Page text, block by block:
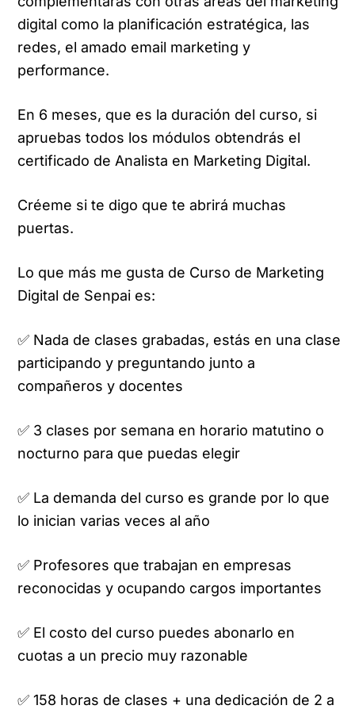
digital como la planificación estratégica, las
redes, el amado email marketing y
performance.
En 6 meses, que es la duración del curso, si
apruebas todos los módulos obtendrás el
certificado de Analista en Marketing Digital.
Créeme si te digo que te abrirá muchas
puertas.
Lo que más me gusta de Curso de Marketing
Digital de Senpai es:
✅ Nada de clases grabadas, estás en una clase
participando y preguntando junto a
compañeros y docentes
✅ 3 clases por semana en horario matutino o
nocturno para que puedas elegir
✅ La demanda del curso es grande por lo que
lo inician varias veces al año
✅ Profesores que trabajan en empresas
reconocidas y ocupando cargos importantes
✅ El costo del curso puedes abonarlo en
cuotas a un precio muy razonable
✅ 158 horas de clases + una dedicación de 2 a